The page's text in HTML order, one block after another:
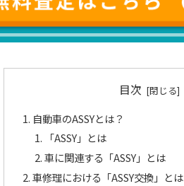
目次
自動車のASSYとは？
「ASSY」とは
車に関連する「ASSY」とは
車修理における「ASSY交換」とは